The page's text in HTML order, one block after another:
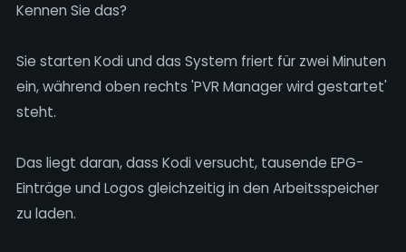
Kennen Sie das?
Sie starten Kodi und das System friert für zwei Minuten
ein, während oben rechts 'PVR Manager wird gestartet'
steht.
Das liegt daran, dass Kodi versucht, tausende EPG-
Einträge und Logos gleichzeitig in den Arbeitsspeicher
zu laden.